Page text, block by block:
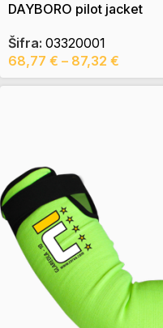
DAYBORO pilot jacket
Šifra: 03320001
68,77 € – 87,32 €